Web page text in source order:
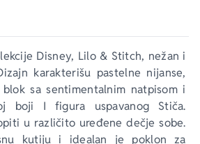
Disney, Lilo & Stitch, nežan i
karakterišu pastelne nijanse,
sa sentimentalnim natpisom i
boji I figura uspavanog Stiča.
u različito uređene dečje sobe.
kutiju i idealan je poklon za